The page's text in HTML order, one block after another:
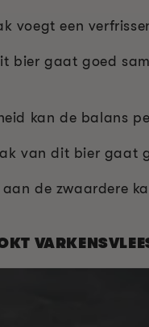
voegt een
bier gaat goed
kan de balans
van dit bier gaat
de zwaardere